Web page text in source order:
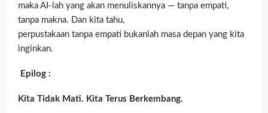
maka AI-lah yang akan menuliskannya — tanpa empati,
tanpa makna. Dan kita tahu,
perpustakaan tanpa empati bukanlah masa depan yang kita
inginkan.
Epilog :
Kita Tidak Mati. Kita Terus Berkembang.